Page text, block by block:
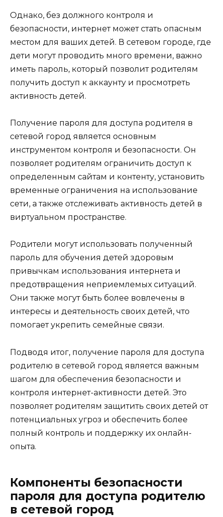
Однако, без должного контроля и
безопасности, интернет может стать опасным
местом для ваших детей. В сетевом городе, где
дети могут проводить много времени, важно
иметь пароль, который позволит родителям
получить доступ к аккаунту и просмотреть
активность детей.
Получение пароля для доступа родителя в
сетевой город является основным
инструментом контроля и безопасности. Он
позволяет родителям ограничить доступ к
определенным сайтам и контенту, установить
временные ограничения на использование
сети, а также отслеживать активность детей в
виртуальном пространстве.
Родители могут использовать полученный
пароль для обучения детей здоровым
привычкам использования интернета и
предотвращения неприемлемых ситуаций.
Они также могут быть более вовлечены в
интересы и деятельность своих детей, что
помогает укрепить семейные связи.
Подводя итог, получение пароля для доступа
родителю в сетевой город является важным
шагом для обеспечения безопасности и
контроля интернет-активности детей. Это
позволяет родителям защитить своих детей от
потенциальных угроз и обеспечить более
полный контроль и поддержку их онлайн-
опыта.
Компоненты безопасности
пароля для доступа родителю
в сетевой город